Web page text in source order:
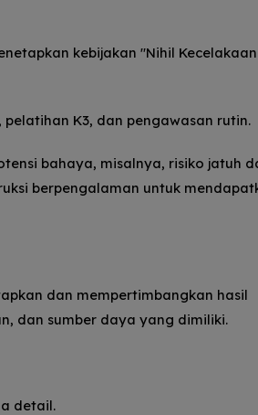
kebijakan "Nihil
K3, dan pengawasan rutin.
bahaya, misalnya, risiko jatuh
berpengalaman untuk
dan mempertimbangkan hasil
dan sumber daya yang dimiliki.
detail.